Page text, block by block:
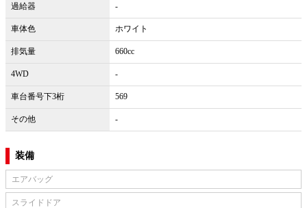
過給器 -
車体色 ホワイト
排気量 660cc
4WD -
車台番号下3桁 569
その他 -
装備
エアバッグ
スライドドア